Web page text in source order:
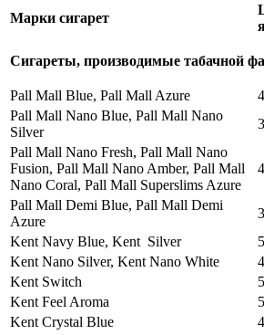
Марки сигарет
Сигареты, производимые табачной
Pall Mall Blue, Pall Mall Azure
Pall Mall Nano Blue, Pall Mall Nano
Silver
Pall Mall Nano Fresh, Pall Mall Nano
Fusion, Pall Mall Nano Amber, Pall Mall
Nano Coral, Pall Mall Superslims Azure
Pall Mall Demi Blue, Pall Mall Demi
Azure
Kent Navy Blue, Kent Silver
Kent Nano Silver, Kent Nano White
Kent Switch
Kent Feel Aroma
Kent Crystal Blue